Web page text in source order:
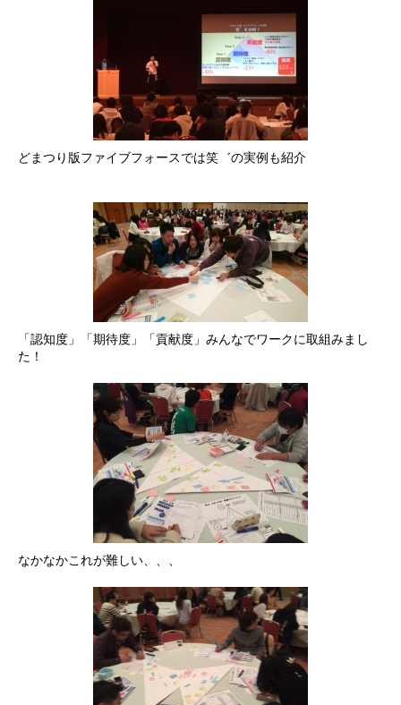
どまつり版ファイブフォースでは笑゛の実例も紹介
「認知度」「期待度」「貢献度」みんなでワークに取組みまし
た！
なかなかこれが難しい、、、